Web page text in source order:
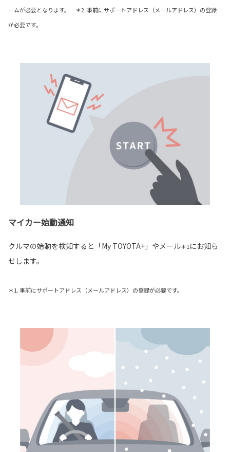
ームが必要となります。 ＊2. 事前にサポートアドレス（メールアドレス）の登録
が必要です。
マイカー始動通知
クルマの始動を検知すると「My TOYOTA+」やメール＊1にお知ら
せします。
＊1. 事前にサポートアドレス（メールアドレス）の登録が必要です。